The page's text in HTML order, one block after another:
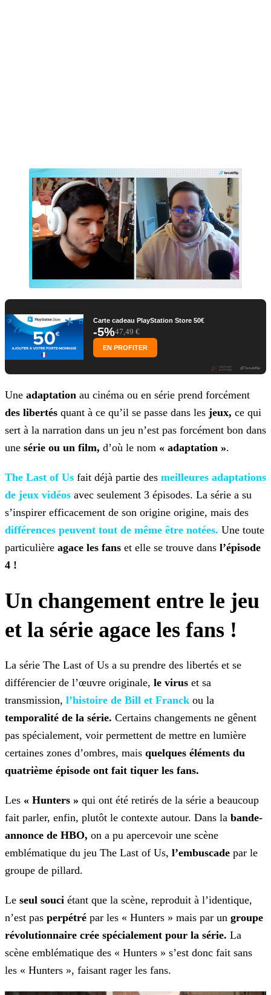
Carte cadeau PlayStation Store 50€
-5%47,49 €
EN PROFITER
Une adaptation au cinéma ou en série prend forcément
des libertés quant à ce qu’il se passe dans les jeux, ce qui
sert à la narration dans un jeu n’est pas forcément bon dans
une série ou un film, d’où le nom « adaptation ».
The Last of Us fait déjà partie des meilleures adaptations
de jeux vidéos avec seulement 3 épisodes. La série a su
s’inspirer efficacement de son origine origine, mais des
différences peuvent tout de même être notées. Une toute
particulière agace les fans et elle se trouve dans l’épisode
4 !
Un changement entre le jeu
et la série agace les fans !
La série The Last of Us a su prendre des libertés et se
différencier de l’œuvre originale, le virus et sa
transmission, l’histoire de Bill et Franck ou la
temporalité de la série. Certains changements ne gênent
pas spécialement, voir permettent de mettre en lumière
certaines zones d’ombres, mais quelques éléments du
quatrième épisode ont fait tiquer les fans.
Les « Hunters » qui ont été retirés de la série a beaucoup
fait parler, enfin, plutôt le contexte autour. Dans la bande-
annonce de HBO, on a pu apercevoir une scène
emblématique du jeu The Last of Us, l’embuscade par le
groupe de pillard.
Le seul souci étant que la scène, reproduit à l’identique,
n’est pas perpétré par les « Hunters » mais par un groupe
révolutionnaire crée spécialement pour la série. La
scène emblématique des « Hunters » s’est donc fait sans
les « Hunters », faisant rager les fans.